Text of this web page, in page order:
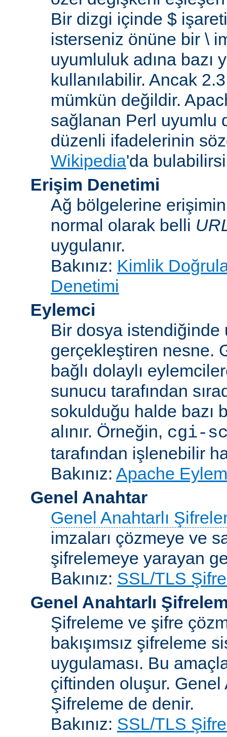
Bir dizgi içinde $
isterseniz önüne bir \
uyumluluk adına
kullanılabilir. Ancak
mümkün değildir.
sağlanan Perl uyumlu
düzenli ifadelerinin
Wikipedia'da
Erişim Denetimi
Ağ bölgelerine erişimin
normal olarak belli
uygulanır.
Bakınız: Kimlik
Denetimi
Eylemci
Bir dosya
gerçekleştiren nesne.
bağlı dolaylı
sunucu tarafından
sokulduğu halde bazı
alınır. Örneğin, cgi-
tarafından işlenebilir
Bakınız: Apache
Genel Anahtar
Genel Anahtarlı
imzaları çözmeye ve
şifrelemeye yarayan
Bakınız: SSL/TLS
Genel Anahtarlı
Şifreleme ve şifre
bakışımsız şifreleme
uygulaması. Bu
çiftinden oluşur. Genel
Şifreleme de denir.
Bakınız: SSL/TLS